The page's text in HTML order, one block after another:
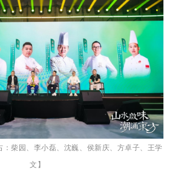
：柴园、李小磊、沈巍、侯新庆、方卓子、王学
文】